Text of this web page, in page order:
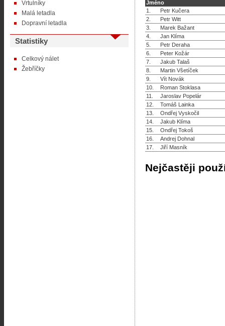
Vrtulníky
Malá letadla
Dopravní letadla
Statistiky
Celkový nálet
Žebříčky
Jméno
1.
Petr Kučera
2.
Petr Witt
3.
Marek Bažant
4.
Jan Klíma
5.
Petr Deraha
6.
Peter Kožár
7.
Jakub Talaš
8.
Martin Všetíček
9.
Vít Novák
10.
Roman Stoklasa
11.
Jaroslav Popelár
12.
Tomáš Lainka
13.
Ondřej Vyskočil
14.
Jakub Klíma
15.
Ondřej Tokoš
16.
Andrej Dohnal
17.
Jiří Masník
Nejčastěji